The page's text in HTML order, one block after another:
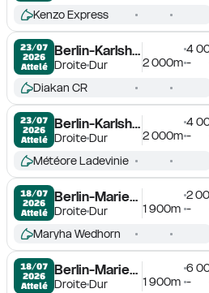
Kenzo Express
23/07
2026
Attelé
Berlin-Karlshorst
DroiteDur
4
2 000m -
Diakan CR
23/07
2026
Attelé
Berlin-Karlshorst
DroiteDur
4
2 000m -
Météore Ladevinie
18/07
2026
Attelé
Berlin-Mariendorf
DroiteDur
2
1 900m -
Maryha Wedhorn
18/07
2026
Attelé
Berlin-Mariendorf
DroiteDur
6
1 900m -